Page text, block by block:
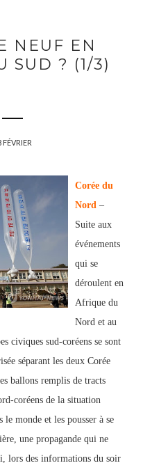
NEUF EN
SUD ? (1/3)
FÉVRIER
Corée du
Nord –
Suite aux
événements
qui se
déroulent en
Afrique du
Nord et au
civiques sud-coréens se sont
séparant les deux Corée
ballons remplis de tracts
coréens de la situation
monde et les pousser à se
une propagande qui ne
lors des informations du soir